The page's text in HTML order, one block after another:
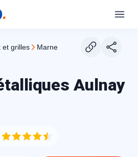
et grilles marne
Aulnay